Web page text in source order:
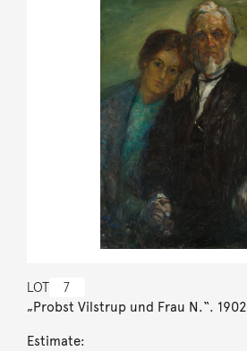
LOT 7
„Probst Vilstrup und Frau N.“. 1902
Estimate: